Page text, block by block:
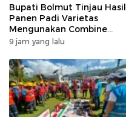
Bupati Bolmut Tinjau Hasil
Panen Padi Varietas
Mengunakan Combine
Harvester
9 jam yang lalu